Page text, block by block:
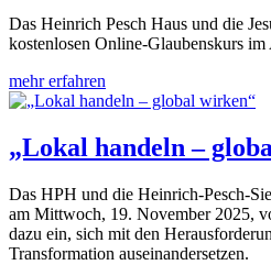
Das Heinrich Pesch Haus und die
kostenlosen Online-Glaubenskurs im
mehr erfahren
„Lokal handeln –
Das HPH und die Heinrich-Pesch-
am Mittwoch, 19. November 2025,
dazu ein, sich mit den
Transformation auseinandersetzen.